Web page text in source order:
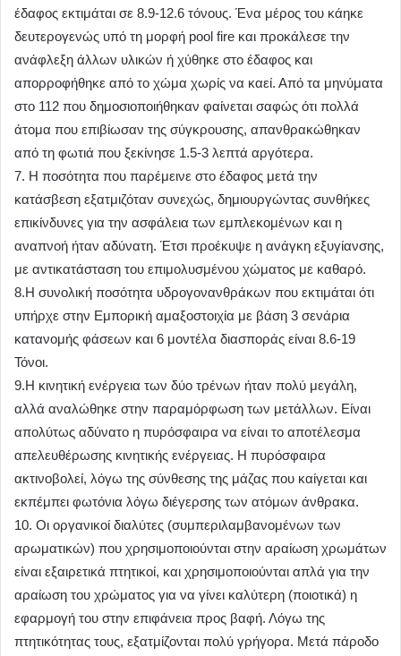
έδαφος εκτιμάται σε 8.9-12.6 τόνους. Ένα μέρος του κάηκε
δευτερογενώς υπό τη μορφή pool fire και προκάλεσε την
ανάφλεξη άλλων υλικών ή χύθηκε στο έδαφος και
απορροφήθηκε από το χώμα χωρίς να καεί. Από τα μηνύματα
στο 112 που δημοσιοποιήθηκαν φαίνεται σαφώς ότι πολλά
άτομα που επιβίωσαν της σύγκρουσης, απανθρακώθηκαν
από τη φωτιά που ξεκίνησε 1.5-3 λεπτά αργότερα.
7. Η ποσότητα που παρέμεινε στο έδαφος μετά την
κατάσβεση εξατμιζόταν συνεχώς, δημιουργώντας συνθήκες
επικίνδυνες για την ασφάλεια των εμπλεκομένων και η
αναπνοή ήταν αδύνατη. Έτσι προέκυψε η ανάγκη εξυγίανσης,
με αντικατάσταση του επιμολυσμένου χώματος με καθαρό.
8.Η συνολική ποσότητα υδρογονανθράκων που εκτιμάται ότι
υπήρχε στην Εμπορική αμαξοστοιχία με βάση 3 σενάρια
κατανομής φάσεων και 6 μοντέλα διασποράς είναι 8.6-19
Τόνοι.
9.Η κινητική ενέργεια των δύο τρένων ήταν πολύ μεγάλη,
αλλά αναλώθηκε στην παραμόρφωση των μετάλλων. Είναι
απολύτως αδύνατο η πυρόσφαιρα να είναι το αποτέλεσμα
απελευθέρωσης κινητικής ενέργειας. Η πυρόσφαιρα
ακτινοβολεί, λόγω της σύνθεσης της μάζας που καίγεται και
εκπέμπει φωτόνια λόγω διέγερσης των ατόμων άνθρακα.
10. Οι οργανικοί διαλύτες (συμπεριλαμβανομένων των
αρωματικών) που χρησιμοποιούνται στην αραίωση χρωμάτων
είναι εξαιρετικά πτητικοί, και χρησιμοποιούνται απλά για την
αραίωση του χρώματος για να γίνει καλύτερη (ποιοτικά) η
εφαρμογή του στην επιφάνεια προς βαφή. Λόγω της
πτητικότητας τους, εξατμίζονται πολύ γρήγορα. Μετά πάροδο